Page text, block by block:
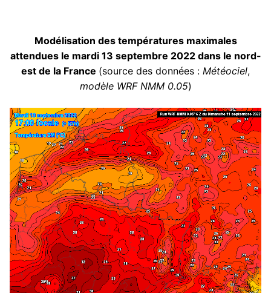
Modélisation des températures maximales
attendues le mardi 13 septembre 2022 dans le nord-
est de la France (source des données : Météociel,
modèle WRF NMM 0.05)